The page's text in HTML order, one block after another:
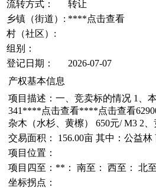
流转方式：
转让
乡镇（街道）: ****点击查看
村（社区）:
组别：
登记日期：
2026-07-07
产权基本信息
项目描述：一、竞卖标的情况 1、
341****点击查看****点击查看
杂木（水杉、黄檫） 650元/ M3 2
交易面积： 156.00亩 其中：公益林
项目位置：
项目四至：**： 南至： 西至： 北至
坐标拐点：